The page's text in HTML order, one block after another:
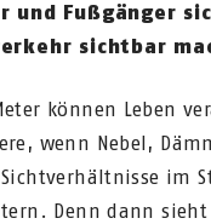
und Fußgänger
sichtbar
können Leben
wenn Nebel,
im
Denn dann